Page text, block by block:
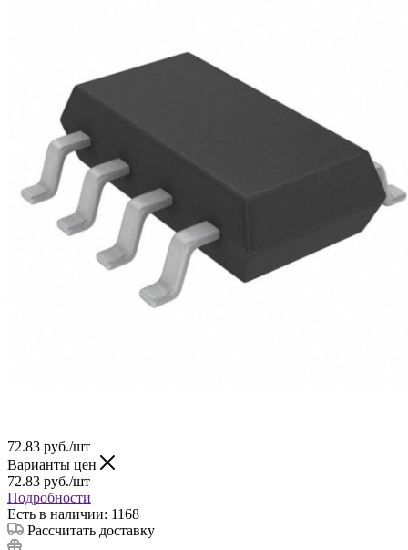
72.83 руб./шт
Варианты цен
72.83 руб./шт
Подробности
Есть в наличии: 1168
Рассчитать доставку